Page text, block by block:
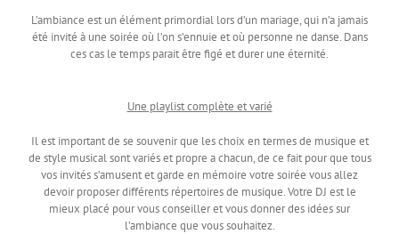
L’ambiance est un élément primordial lors d’un mariage, qui n’a jamais
été invité à une soirée où l’on s’ennuie et où personne ne danse. Dans
ces cas le temps parait être figé et durer une éternité.
Une playlist complète et varié
Il est important de se souvenir que les choix en termes de musique et
de style musical sont variés et propre a chacun, de ce fait pour que tous
vos invités s’amusent et garde en mémoire votre soirée vous allez
devoir proposer différents répertoires de musique. Votre DJ est le
mieux placé pour vous conseiller et vous donner des idées sur
l’ambiance que vous souhaitez.